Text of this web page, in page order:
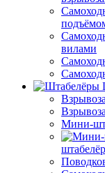
вилами
Мини-